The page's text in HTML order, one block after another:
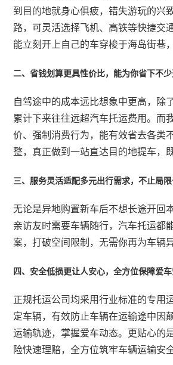
到目的地就身心俱疲，错失游玩的兴
路，可灵活选择飞机、高铁等快捷交
能立刻开上自己的车穿梭于海岛街巷
二、省钱划算更具性价比，能为你省下不
自驾途中的成本远比想象中更高，除
累计下来往往远超汽车托运费用。而
价、强制消费行为，能有效省去各类
整，真正做到一站直达目的地提车，
三、服务灵活适配多元出行需求，不止局
无论是异地购置新车后不想长途开回
亲访友时需要车辆随行，汽车托运都
案，打破空间限制，无需你再为车辆
四、安全低损更让人安心，全方位保障爱
正规托运公司均采用行业标准的专用
定车辆，有效防止车辆在运输途中因
运输轨迹，掌握爱车动态。更贴心的
险快速理赔，全方位筑牢车辆运输安